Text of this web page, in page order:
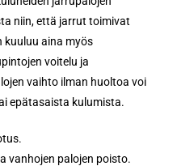
niin, että jarrut toimivat
kuuluu aina myös
voitelu ja
vaihto ilman huoltoa voi
epätasaista kulumista.
vanhojen palojen poisto.